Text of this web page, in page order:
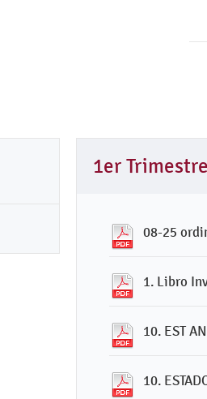
1er Trimestre
08-25
1. Libro
10. EST
10.